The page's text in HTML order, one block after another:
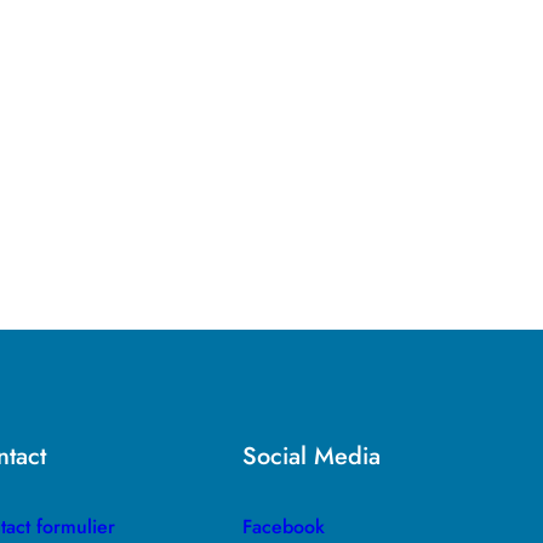
formulier
Social Media
Facebook